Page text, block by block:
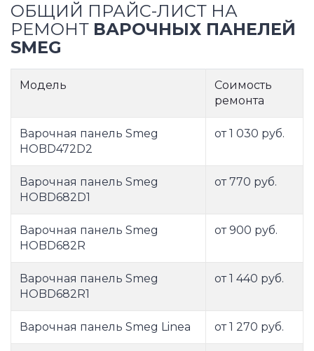
ОБЩИЙ ПРАЙС-ЛИСТ НА
РЕМОНТ ВАРОЧНЫХ ПАНЕЛЕЙ
SMEG
Модель
Соимость
ремонта
Варочная панель Smeg
HOBD472D2
от 1 030 руб.
Варочная панель Smeg
HOBD682D1
от 770 руб.
Варочная панель Smeg
HOBD682R
от 900 руб.
Варочная панель Smeg
HOBD682R1
от 1 440 руб.
Варочная панель Smeg Linea от 1 270 руб.